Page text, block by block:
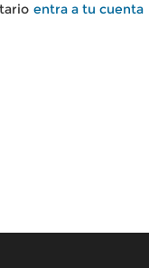
entra a tu cuenta